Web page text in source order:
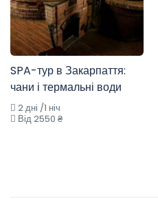
SPA-тур в Закарпаття:
чани і термальні води
2 дні /1 ніч
Від 2550 ₴